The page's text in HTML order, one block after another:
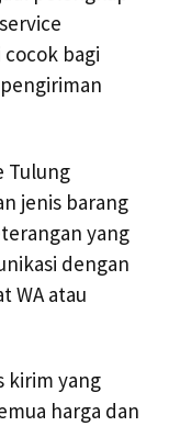
bagi
Tulung
jenis barang
yang
dengan
WA atau
kirim yang
harga dan